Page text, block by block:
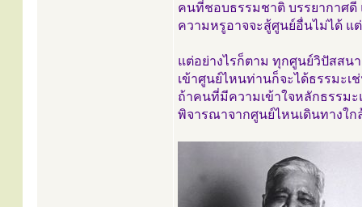
คนที่ชอบธรรมชาติ บรรยากาศดี
ความหรูอาจจะสู้ศูนย์อื่นไม่ได้ แ
แต่อย่างไรก็ตาม ทุกศูนย์วิปัสสน
เข้าศูนย์ไหนท่านก็จะได้ธรรมะ
ถ้าคนที่มีความเข้าใจหลักธรรม
พิจารณาจากศูนย์ไหนเดินทางใก